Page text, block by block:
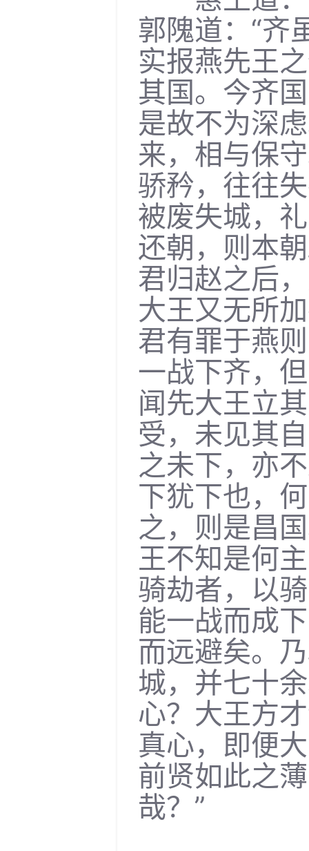
郭隗道：“齐
实报燕先王
其国。今齐
是故不为深
来，相与保
骄矜，往往
被废失城，
还朝，则本
君归赵之后
大王又无所
君有罪于燕
一战下齐，
闻先大王立
受，未见其
之未下，亦
下犹下也，
之，则是昌
王不知是何
骑劫者，以
能一战而成
而远避矣。
城，并七十
心？大王方
真心，即便
前贤如此之
哉？”